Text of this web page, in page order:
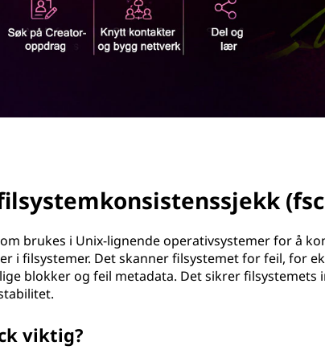
brukes i Unix-lignende operativsystemer for å
i filsystemer. Det skanner filsystemet for feil, for
blokker og feil metadata. Det sikrer
viktig?